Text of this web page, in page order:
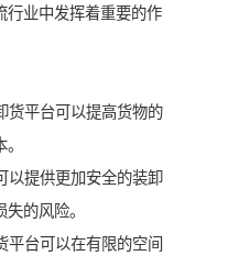
行业中发挥着重要的作
货平台可以提高货物的
以提供更加安全的装卸
的风险。
平台可以在有限的空间